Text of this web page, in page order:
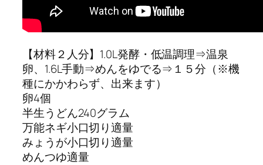
【材料２人分】1.0L発酵・低温調理⇒温泉
卵、1.6L手動⇒めんをゆでる⇒１５分（※機
種にかかわらず、出来ます）
卵4個
半生うどん240グラム
万能ネギ小口切り適量
みょうが小口切り適量
めんつゆ適量